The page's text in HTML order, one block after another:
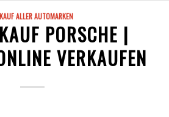
ALLER AUTOMARKEN
PORSCHE |
VERKAUFEN